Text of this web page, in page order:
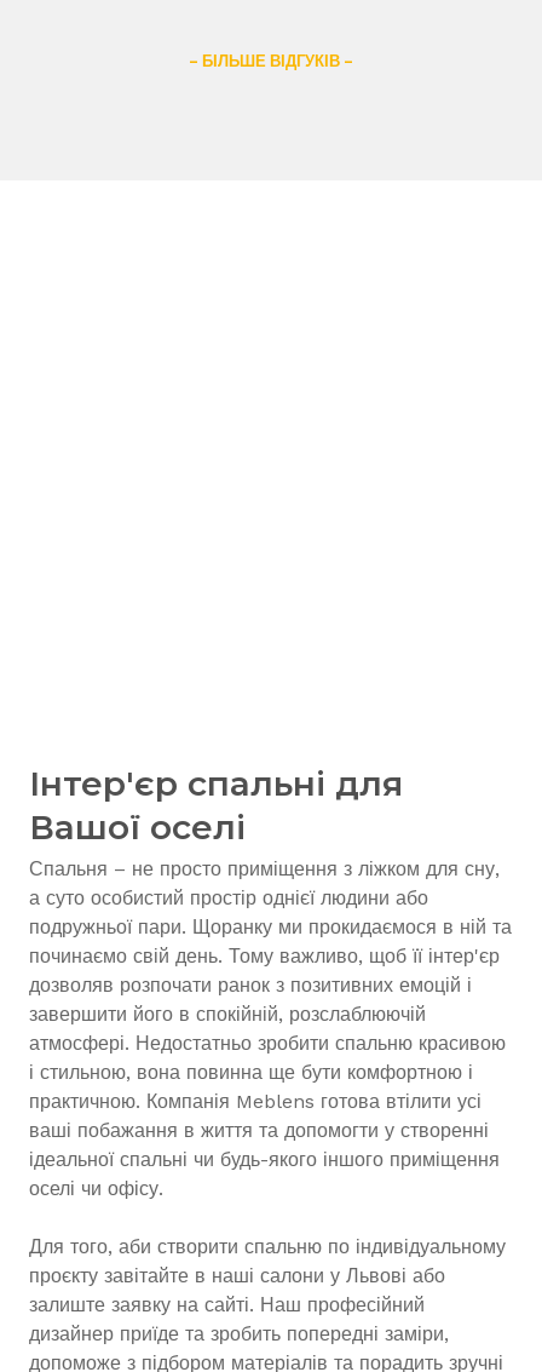
– БІЛЬШЕ ВІДГУКІВ –
Інтер'єр спальні для
Вашої оселі
Спальня – не просто приміщення з ліжком для сну,
а суто особистий простір однієї людини або
подружньої пари. Щоранку ми прокидаємося в ній та
починаємо свій день. Тому важливо, щоб її інтер'єр
дозволяв розпочати ранок з позитивних емоцій і
завершити його в спокійній, розслаблюючій
атмосфері. Недостатньо зробити спальню красивою
і стильною, вона повинна ще бути комфортною і
практичною. Компанія Meblens готова втілити усі
ваші побажання в життя та допомогти у створенні
ідеальної спальні чи будь-якого іншого приміщення
оселі чи офісу.
Для того, аби створити спальню по індивідуальному
проєкту завітайте в наші салони у Львові або
залиште заявку на сайті. Наш професійний
дизайнер приїде та зробить попередні заміри,
допоможе з підбором матеріалів та порадить зручні